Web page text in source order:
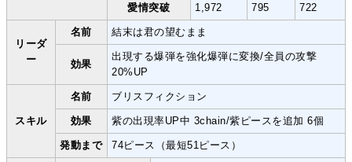
愛情突破 1,972 795 722
リーダ
ー
名前 結末は君の望むまま
効果
出現する爆弾を強化爆弾に変換/全員の攻撃
20%UP
スキル
名前 ブリスフィクション
効果 紫の出現率UP中 3chain/紫ピースを追加 6個
発動まで 74ピース（最短51ピース）